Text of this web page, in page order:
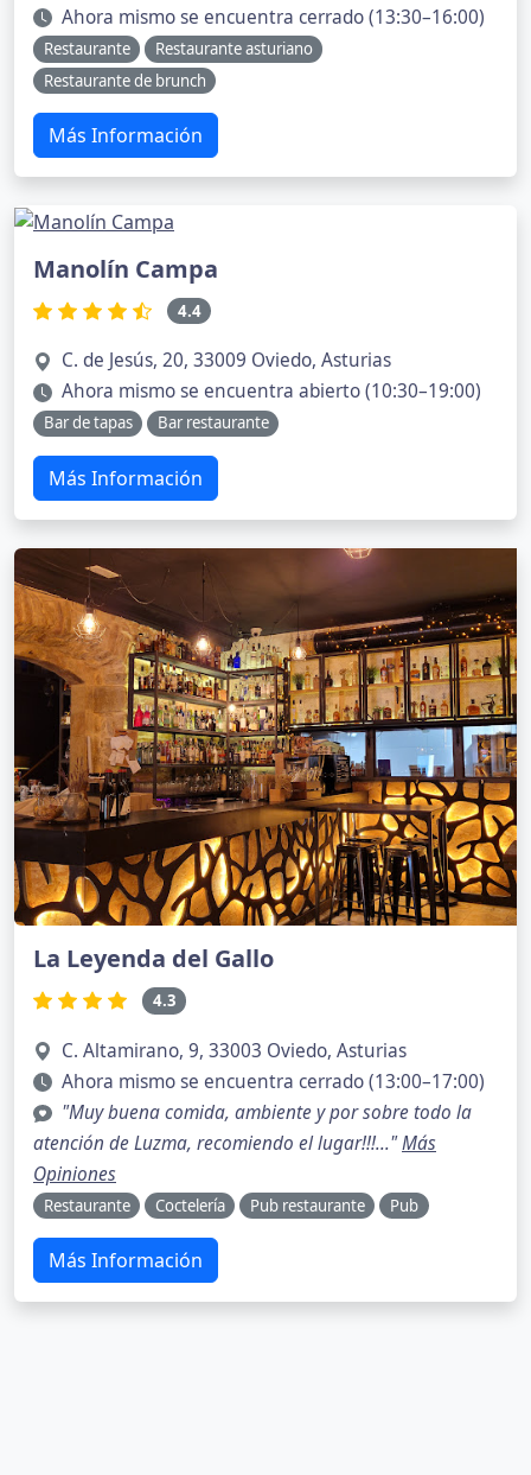
Ahora mismo se encuentra cerrado (13:30–16:00)
Restaurante
Restaurante asturiano
Restaurante de brunch
Más Información
Manolín Campa
4.4
C. de Jesús, 20, 33009 Oviedo, Asturias
Ahora mismo se encuentra abierto (10:30–19:00)
Bar de tapas Bar restaurante
Más Información
La Leyenda del Gallo
4.3
C. Altamirano, 9, 33003 Oviedo, Asturias
Ahora mismo se encuentra cerrado (13:00–17:00)
"Muy buena comida, ambiente y por sobre todo la
atención de Luzma, recomiendo el lugar!!!..."Más
Opiniones
Restaurante Coctelería Pub restaurante Pub
Más Información